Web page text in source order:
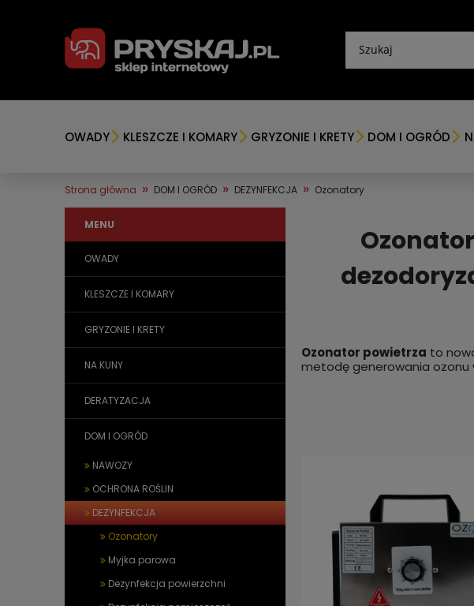
OWADY KLESZCZE I KOMARY GRYZONIE I KRETY DOM I OGRÓD
Strona główna » DOM I OGRÓD » DEZYNFEKCJA » Ozonatory
MENU
OWADY
KLESZCZE I KOMARY
GRYZONIE I KRETY
NA KUNY
DERATYZACJA
DOM I OGRÓD
NAWOZY
OCHRONA ROŚLIN
DEZYNFEKCJA
Ozonatory
Myjka parowa
Dezynfekcja powierzchni
Ozonator powietrza to
metodę generowania ozonu